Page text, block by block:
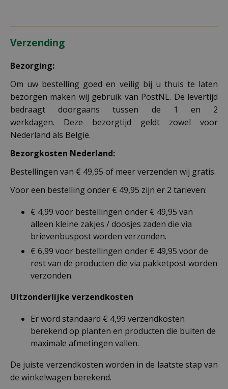
Verzending
Bezorging:
Om uw bestelling goed en veilig bij u thuis te laten
bezorgen maken wij gebruik van PostNL. De levertijd
bedraagt doorgaans tussen de 1 en 2
werkdagen. Deze bezorgtijd geldt zowel voor
Nederland als België.
Bezorgkosten Nederland:
Bestellingen van € 49,95 of meer verzenden wij gratis.
Voor een bestelling onder € 49,95 zijn er 2 tarieven:
€ 4,99 voor bestellingen onder € 49,95 van
alleen kleine zakjes / doosjes zaden die via
brievenbuspost worden verzonden.
€ 6,99 voor bestellingen onder € 49,95 voor de
rest van de producten die via pakketpost worden
verzonden.
Uitzonderlijke verzendkosten
Er word standaard € 4,99 verzendkosten
berekend op planten en producten die buiten de
maximale afmetingen vallen.
De juiste verzendkosten worden in de laatste stap van
de winkelwagen berekend.